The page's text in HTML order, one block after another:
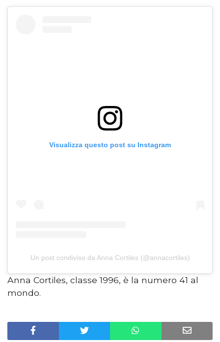
Visualizza questo post su Instagram
Un post condiviso da Anna Cortiles (@annacortiles)
Anna Cortiles, classe 1996, è la numero 41 al
mondo.